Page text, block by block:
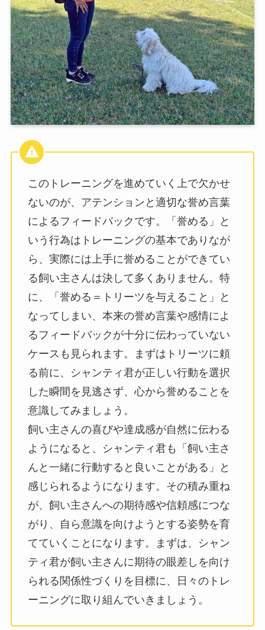
このトレーニングを進めていく上で欠かせ
ないのが、アテンションと適切な誉め言葉
によるフィードバックです。「誉める」と
いう行為はトレーニングの基本でありなが
ら、実際には上手に誉めることができてい
る飼い主さんは決して多くありません。特
に、「誉める＝トリーツを与えること」と
なってしまい、本来の誉め言葉や感情によ
るフィードバックが十分に伝わっていない
ケースも見られます。まずはトリーツに頼
る前に、シャンティ君が正しい行動を選択
した瞬間を見逃さず、心から誉めることを
意識してみましょう。
飼い主さんの喜びや達成感が自然に伝わる
ようになると、シャンティ君も「飼い主さ
んと一緒に行動すると良いことがある」と
感じられるようになります。その積み重ね
が、飼い主さんへの期待感や信頼感につな
がり、自ら意識を向けようとする姿勢を育
てていくことになります。まずは、シャン
ティ君が飼い主さんに期待の眼差しを向け
られる関係性づくりを目標に、日々のトレ
ーニングに取り組んでいきましょう。